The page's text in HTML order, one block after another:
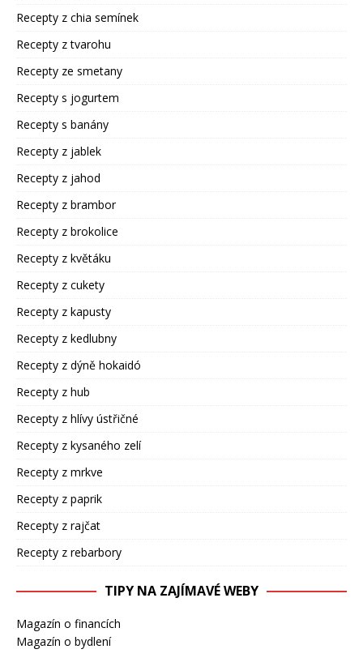
Recepty z chia semínek
Recepty z tvarohu
Recepty ze smetany
Recepty s jogurtem
Recepty s banány
Recepty z jablek
Recepty z jahod
Recepty z brambor
Recepty z brokolice
Recepty z květáku
Recepty z cukety
Recepty z kapusty
Recepty z kedlubny
Recepty z dýně hokaidó
Recepty z hub
Recepty z hlívy ústřičné
Recepty z kysaného zelí
Recepty z mrkve
Recepty z paprik
Recepty z rajčat
Recepty z rebarbory
TIPY NA ZAJÍMAVÉ WEBY
Magazín o financích
Magazín o bydlení